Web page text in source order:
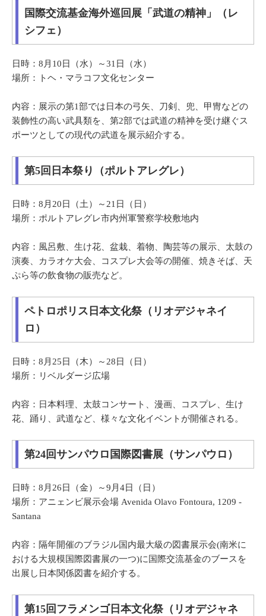
国際交流基金海外巡回展「武道の精神」（レ
シフェ）
日時：8月10日（水）～31日（水）
場所：トヘ・マラコフ文化センター
内容：展示の第1部では日本の弓矢、刀剣、兜、甲冑などの
装飾性の高い武具類を、第2部では武道の精神を受け継ぐス
ポーツとしての現代の武道を展示紹介する。
第5回日本祭り（ポルトアレグレ）
日時：8月20日（土）～21日（日）
場所：ポルトアレグレ市内州軍警察学校敷地内
内容：風呂敷、生け花、盆栽、着物、陶芸等の展示、太鼓の
演奏、カラオケ大会、コスプレ大会等の開催、焼きそば、天
ぷら等の飲食物の販売など。
ペトロポリス日本文化祭（リオデジャネイ
ロ）
日時：8月25日（木）～28日（日）
場所：リベルダージ広場
内容：日本料理、太鼓コンサート、漫画、コスプレ、生け
花、踊り、武道など、様々な文化イベントが開催される。
第24回サンパウロ国際図書展（サンパウロ）
日時：8月26日（金）～9月4日（日）
場所：アニェンビ展示会場 Avenida Olavo Fontoura, 1209 -
Santana
内容：隔年開催のブラジル国内最大級の図書展示会(南米に
おける大規模国際図書展の一つ)に国際交流基金のブースを
出展し日本関係図書を紹介する。
第15回フラメンゴ日本文化祭（リオデジャネ